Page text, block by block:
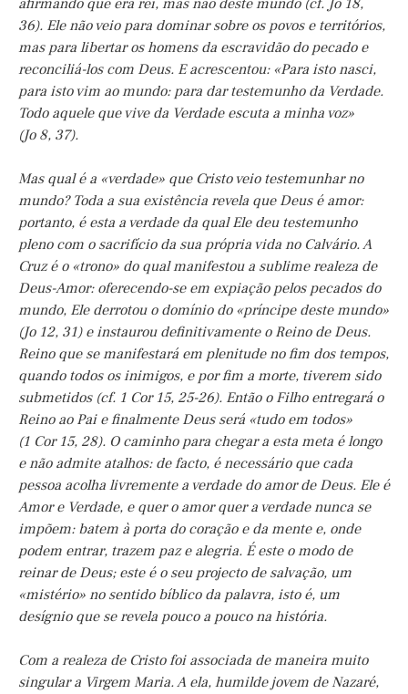
afirmando que era rei, mas não deste mundo (cf. Jo 18,
36). Ele não veio para dominar sobre os povos e territórios,
mas para libertar os homens da escravidão do pecado e
reconciliá-los com Deus. E acrescentou: «Para isto nasci,
para isto vim ao mundo: para dar testemunho da Verdade.
Todo aquele que vive da Verdade escuta a minha voz»
(Jo 8, 37).
Mas qual é a «verdade» que Cristo veio testemunhar no
mundo? Toda a sua existência revela que Deus é amor:
portanto, é esta a verdade da qual Ele deu testemunho
pleno com o sacrifício da sua própria vida no Calvário. A
Cruz é o «trono» do qual manifestou a sublime realeza de
Deus-Amor: oferecendo-se em expiação pelos pecados do
mundo, Ele derrotou o domínio do «príncipe deste mundo»
(Jo 12, 31) e instaurou definitivamente o Reino de Deus.
Reino que se manifestará em plenitude no fim dos tempos,
quando todos os inimigos, e por fim a morte, tiverem sido
submetidos (cf. 1 Cor 15, 25-26). Então o Filho entregará o
Reino ao Pai e finalmente Deus será «tudo em todos»
(1 Cor 15, 28). O caminho para chegar a esta meta é longo
e não admite atalhos: de facto, é necessário que cada
pessoa acolha livremente a verdade do amor de Deus. Ele é
Amor e Verdade, e quer o amor quer a verdade nunca se
impõem: batem à porta do coração e da mente e, onde
podem entrar, trazem paz e alegria. É este o modo de
reinar de Deus; este é o seu projecto de salvação, um
«mistério» no sentido bíblico da palavra, isto é, um
desígnio que se revela pouco a pouco na história.
Com a realeza de Cristo foi associada de maneira muito
singular a Virgem Maria. A ela, humilde jovem de Nazaré,